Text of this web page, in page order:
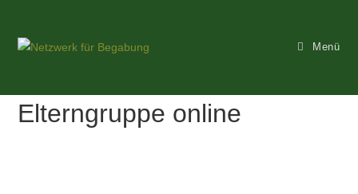
springen
Menü
Elterngruppe online